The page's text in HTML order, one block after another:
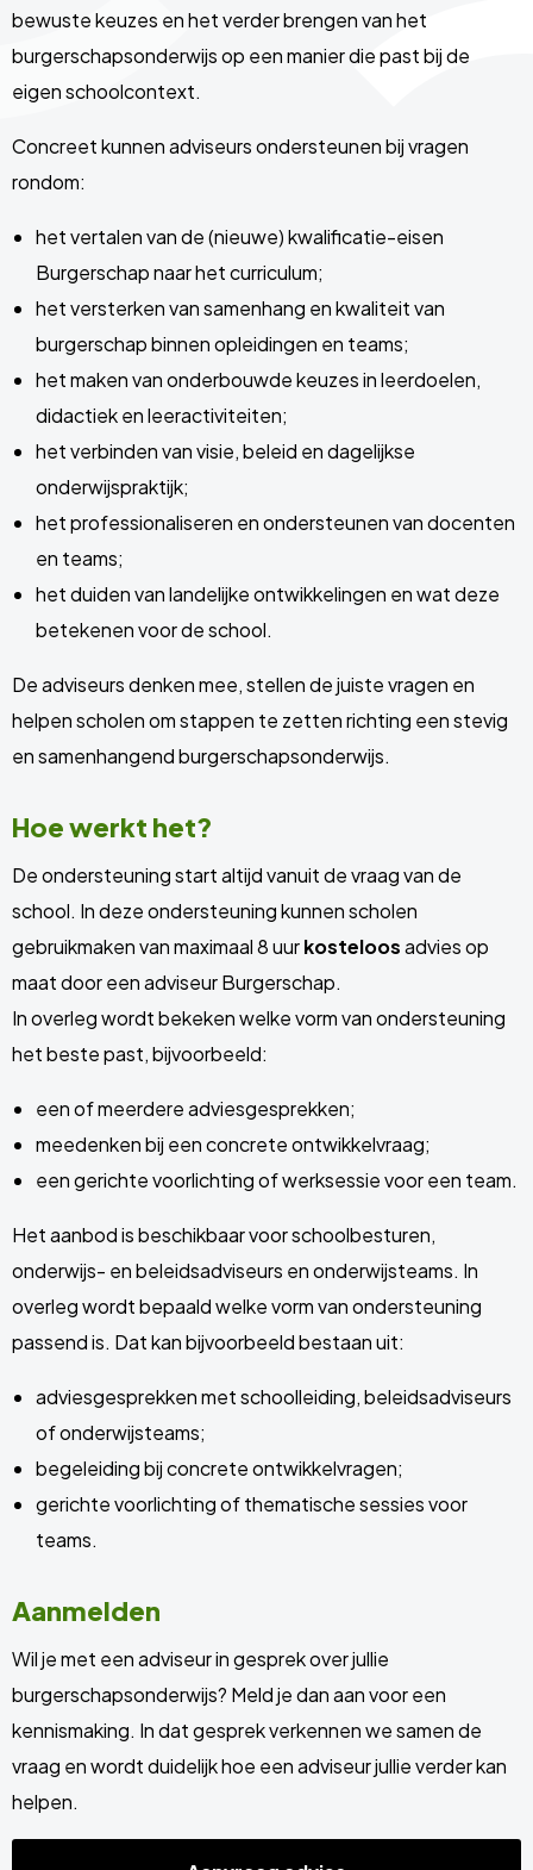
bewuste keuzes en het verder brengen van het
burgerschapsonderwijs op een manier die past bij de
eigen schoolcontext.
Concreet kunnen adviseurs ondersteunen bij vragen
rondom:
het vertalen van de (nieuwe) kwalificatie-eisen
Burgerschap naar het curriculum;
het versterken van samenhang en kwaliteit van
burgerschap binnen opleidingen en teams;
het maken van onderbouwde keuzes in leerdoelen,
didactiek en leeractiviteiten;
het verbinden van visie, beleid en dagelijkse
onderwijspraktijk;
het professionaliseren en ondersteunen van docenten
en teams;
het duiden van landelijke ontwikkelingen en wat deze
betekenen voor de school.
De adviseurs denken mee, stellen de juiste vragen en
helpen scholen om stappen te zetten richting een stevig
en samenhangend burgerschapsonderwijs.
Hoe werkt het?
De ondersteuning start altijd vanuit de vraag van de
school. In deze ondersteuning kunnen scholen
gebruikmaken van maximaal 8 uurkosteloosadvies op
maat door een adviseur Burgerschap.
In overleg wordt bekeken welke vorm van ondersteuning
het beste past, bijvoorbeeld:
een of meerdere adviesgesprekken;
meedenken bij een concrete ontwikkelvraag;
een gerichte voorlichting of werksessie voor een team.
Het aanbod is beschikbaar voor schoolbesturen,
onderwijs- en beleidsadviseurs en onderwijsteams. In
overleg wordt bepaald welke vorm van ondersteuning
passend is. Dat kan bijvoorbeeld bestaan uit:
adviesgesprekken met schoolleiding, beleidsadviseurs
of onderwijsteams;
begeleiding bij concrete ontwikkelvragen;
gerichte voorlichting of thematische sessies voor
teams.
Aanmelden
Wil je met een adviseur in gesprek over jullie
burgerschapsonderwijs? Meld je dan aan voor een
kennismaking. In dat gesprek verkennen we samen de
vraag en wordt duidelijk hoe een adviseur jullie verder kan
helpen.